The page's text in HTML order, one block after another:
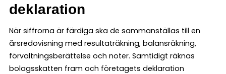
deklaration
När siffrorna är färdiga ska de sammanställas till en
årsredovisning med resultaträkning, balansräkning,
förvaltningsberättelse och noter. Samtidigt räknas
bolagsskatten fram och företagets deklaration